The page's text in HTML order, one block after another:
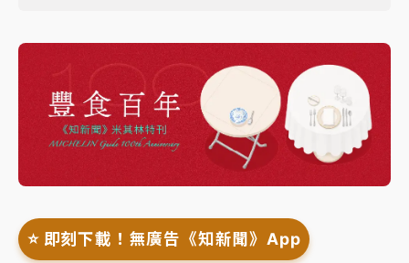
⭐️ 即刻下載！無廣告《知新聞》App